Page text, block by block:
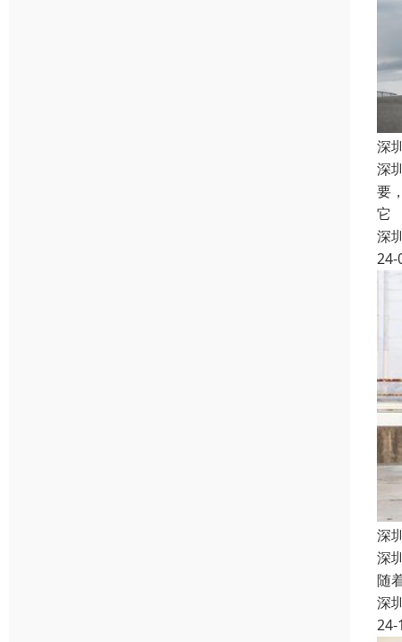
深
深
要
它
深
24-
深
深
随
深
24-